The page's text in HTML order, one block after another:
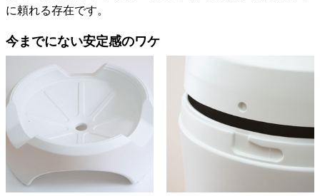
に頼れる存在です。
今までにない安定感のワケ